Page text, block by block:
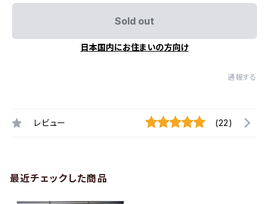
Sold out
日本国内にお住まいの方向け
通報する
レビュー (22)
最近チェックした商品